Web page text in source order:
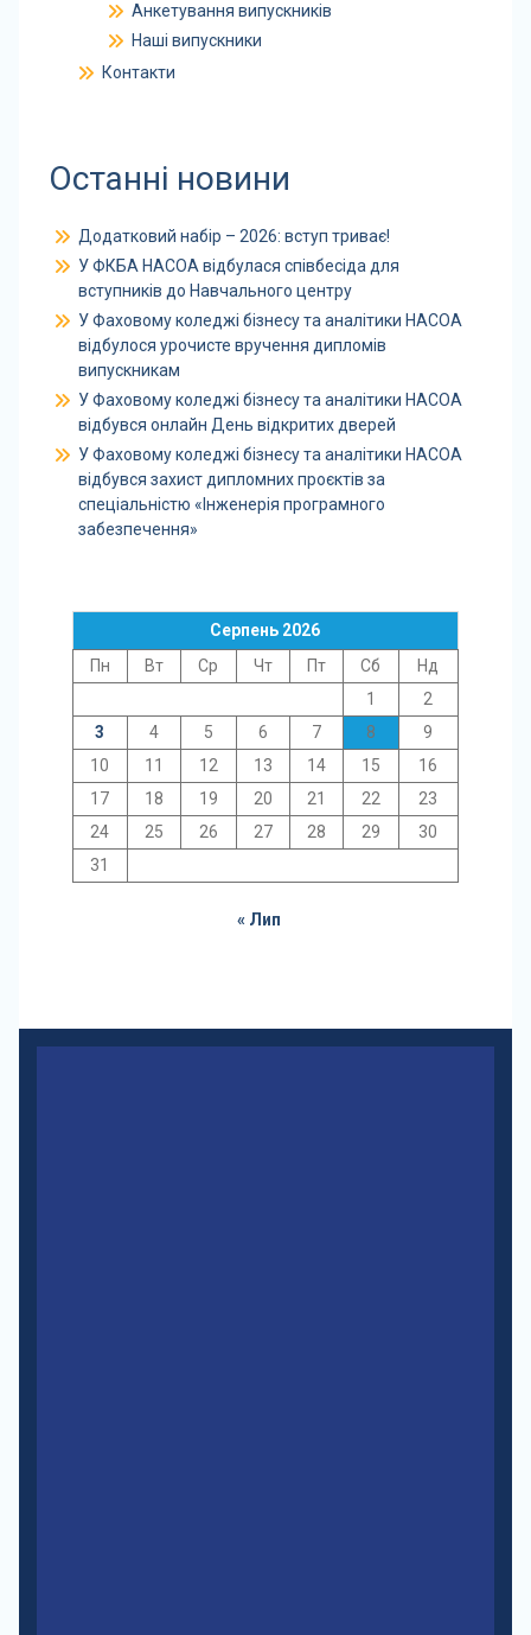
Анкетування випускників
Наші випускники
Контакти
Останні новини
Додатковий набір – 2026: вступ триває!
У ФКБА НАСОА відбулася співбесіда для
вступників до Навчального центру
У Фаховому коледжі бізнесу та аналітики НАСОА
відбулося урочисте вручення дипломів
випускникам
У Фаховому коледжі бізнесу та аналітики НАСОА
відбувся онлайн День відкритих дверей
У Фаховому коледжі бізнесу та аналітики НАСОА
відбувся захист дипломних проєктів за
спеціальністю «Інженерія програмного
забезпечення»
Серпень 2026
Пн
Вт Ср Чт Пт Сб
Нд
1
2
3
4 5 6 7 8
9
10
11 12 13 14 15
16
17
18 19 20 21 22
23
24
25 26 27 28 29
30
31
« Лип